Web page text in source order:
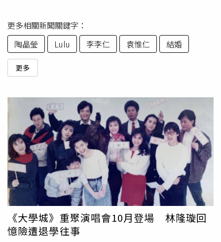
更多相關新聞關鍵字：
陶晶瑩
Lulu 李李仁 袁惟仁 結婚
更多
《大學城》重聚演唱會10月登場 林隆璇回
憶險遭退學往事